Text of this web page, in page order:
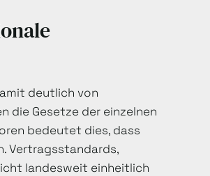
deutlich von
die Gesetze der einzelnen
bedeutet dies, dass
Vertragsstandards,
landesweit einheitlich